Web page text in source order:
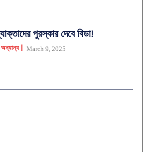
পুরস্কার দেবে বিডা!
অন্যান্য March 9, 2025